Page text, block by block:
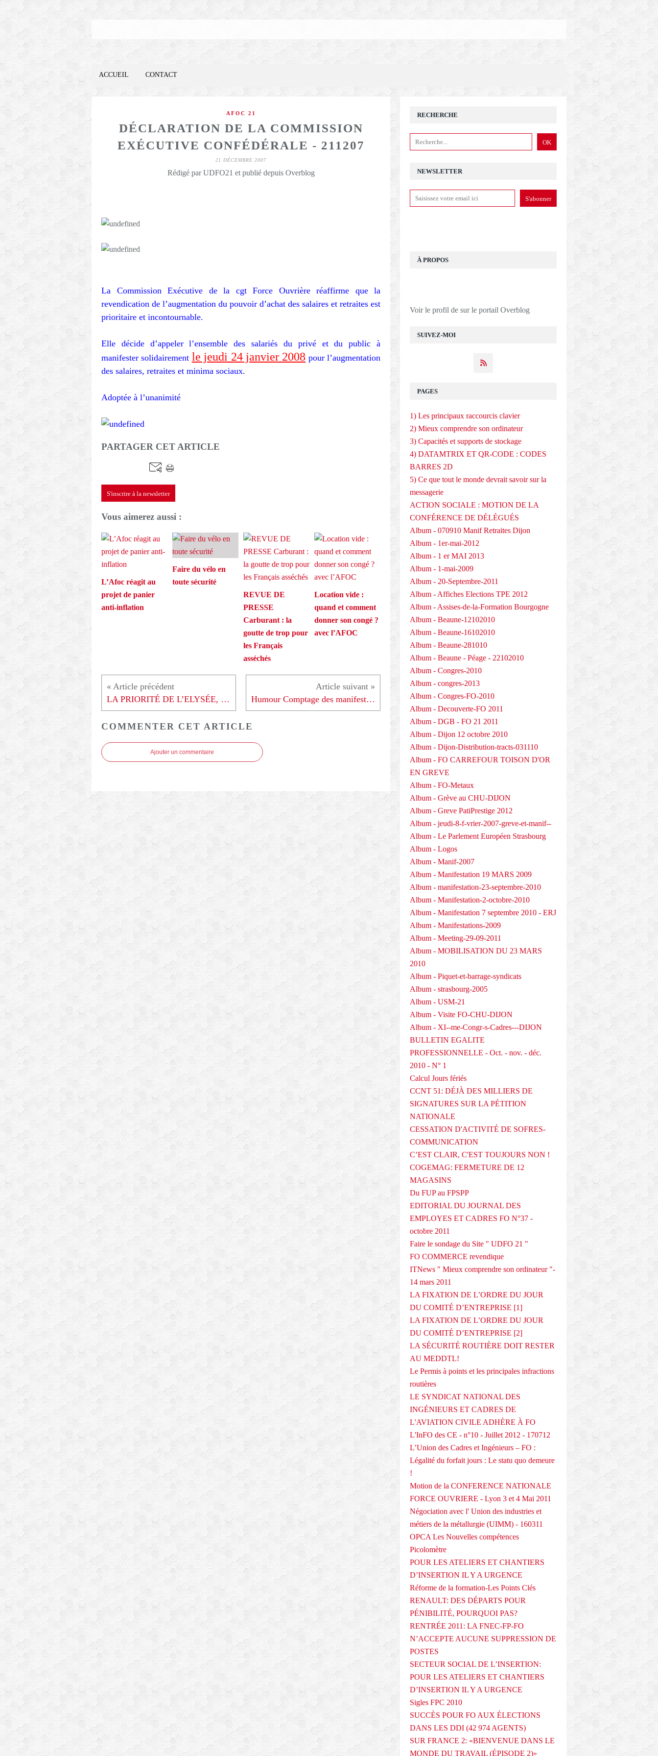
ACCUEIL CONTACT
AFOC 21
DÉCLARATION DE LA COMMISSION
EXÉCUTIVE CONFÉDÉRALE - 211207
21 DÉCEMBRE 2007
Rédigé par UDFO21 et publié depuis Overblog
La Commission Exécutive de la cgt Force Ouvrière réaffirme que la
revendication de l’augmentation du pouvoir d’achat des salaires et retraites est
prioritaire et incontournable.
Elle décide d’appeler l’ensemble des salariés du privé et du public à
manifester solidairement le jeudi 24 janvier 2008 pour l’augmentation
des salaires, retraites et minima sociaux.
Adoptée à l’unanimité
PARTAGER CET ARTICLE
S'inscrire à la newsletter
Vous aimerez aussi :
L’Afoc réagit au
projet de panier
anti-inflation
Faire du vélo en
toute sécurité
REVUE DE
PRESSE
Carburant : la
goutte de trop pour
les Français
asséchés
Location vide :
quand et comment
donner son congé ?
avec l’AFOC
LA PRIORITÉ DE L’ELYSÉE, C’EST D’ABATTRE LES 35 HEURES - 211207 Humour Comptage des manifestants - 211207
COMMENTER CET ARTICLE
Ajouter un commentaire
NEWSLETTER
SUIVEZ-MOI
RECHERCHE
À PROPOS
Voir le profil de sur le portail Overblog
PAGES
1) Les principaux raccourcis clavier
2) Mieux comprendre son ordinateur
3) Capacités et supports de stockage
4) DATAMTRIX ET QR-CODE : CODES
BARRES 2D
5) Ce que tout le monde devrait savoir sur la
messagerie
ACTION SOCIALE : MOTION DE LA
CONFÉRENCE DE DÉLÉGUÉS
Album - 070910 Manif Retraites Dijon
Album - 1er-mai-2012
Album - 1 er MAI 2013
Album - 1-mai-2009
Album - 20-Septembre-2011
Album - Affiches Elections TPE 2012
Album - Assises-de-la-Formation Bourgogne
Album - Beaune-12102010
Album - Beaune-16102010
Album - Beaune-281010
Album - Beaune - Péage - 22102010
Album - Congres-2010
Album - congres-2013
Album - Congres-FO-2010
Album - Decouverte-FO 2011
Album - DGB - FO 21 2011
Album - Dijon 12 octobre 2010
Album - Dijon-Distribution-tracts-031110
Album - FO CARREFOUR TOISON D'OR
EN GREVE
Album - FO-Metaux
Album - Grève au CHU-DIJON
Album - Greve PatiPrestige 2012
Album - jeudi-8-f-vrier-2007-greve-et-manif--
Album - Le Parlement Européen Strasbourg
Album - Logos
Album - Manif-2007
Album - Manifestation 19 MARS 2009
Album - manifestation-23-septembre-2010
Album - Manifestation-2-octobre-2010
Album - Manifestation 7 septembre 2010 - ERJ
Album - Manifestations-2009
Album - Meeting-29-09-2011
Album - MOBILISATION DU 23 MARS
2010
Album - Piquet-et-barrage-syndicats
Album - strasbourg-2005
Album - USM-21
Album - Visite FO-CHU-DIJON
Album - XI--me-Congr-s-Cadres---DIJON
BULLETIN EGALITE
PROFESSIONNELLE - Oct. - nov. - déc.
2010 - N° 1
Calcul Jours fériés
CCNT 51: DÉJÀ DES MILLIERS DE
SIGNATURES SUR LA PÉTITION
NATIONALE
CESSATION D'ACTIVITÉ DE SOFRES-
COMMUNICATION
C’EST CLAIR, C'EST TOUJOURS NON !
COGEMAG: FERMETURE DE 12
MAGASINS
Du FUP au FPSPP
EDITORIAL DU JOURNAL DES
EMPLOYES ET CADRES FO N°37 -
octobre 2011
Faire le sondage du Site " UDFO 21 "
FO COMMERCE revendique
ITNews " Mieux comprendre son ordinateur "-
14 mars 2011
LA FIXATION DE L’ORDRE DU JOUR
DU COMITÉ D’ENTREPRISE [1]
LA FIXATION DE L’ORDRE DU JOUR
DU COMITÉ D’ENTREPRISE [2]
LA SÉCURITÉ ROUTIÈRE DOIT RESTER
AU MEDDTL!
Le Permis à points et les principales infractions
routières
LE SYNDICAT NATIONAL DES
INGÉNIEURS ET CADRES DE
L'AVIATION CIVILE ADHÈRE À FO
L'InFO des CE - n°10 - Juillet 2012 - 170712
L’Union des Cadres et Ingénieurs – FO :
Légalité du forfait jours : Le statu quo demeure
!
Motion de la CONFERENCE NATIONALE
FORCE OUVRIERE - Lyon 3 et 4 Mai 2011
Négociation avec l' Union des industries et
métiers de la métallurgie (UIMM) - 160311
OPCA Les Nouvelles compétences
Picolomètre
POUR LES ATELIERS ET CHANTIERS
D’INSERTION IL Y A URGENCE
Réforme de la formation-Les Points Clés
RENAULT: DES DÉPARTS POUR
PÉNIBILITÉ, POURQUOI PAS?
RENTRÉE 2011: LA FNEC-FP-FO
N’ACCEPTE AUCUNE SUPPRESSION DE
POSTES
SECTEUR SOCIAL DE L’INSERTION:
POUR LES ATELIERS ET CHANTIERS
D’INSERTION IL Y A URGENCE
Sigles FPC 2010
SUCCÈS POUR FO AUX ÉLECTIONS
DANS LES DDI (42 974 AGENTS)
SUR FRANCE 2: «BIENVENUE DANS LE
MONDE DU TRAVAIL (ÉPISODE 2)»